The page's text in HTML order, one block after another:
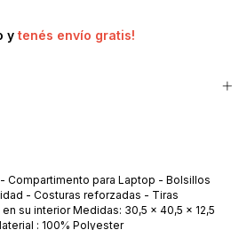
y tenés envío gratis!
Compartimento para Laptop - Bolsillos
- Costuras reforzadas - Tiras
su interior Medidas: 30,5 x 40,5 x 12,5
: 100% Polyester